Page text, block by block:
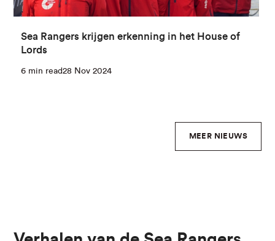
Sea Rangers krijgen erkenning in het House of
Lords
6 min read28 Nov 2024
MEER NIEUWS